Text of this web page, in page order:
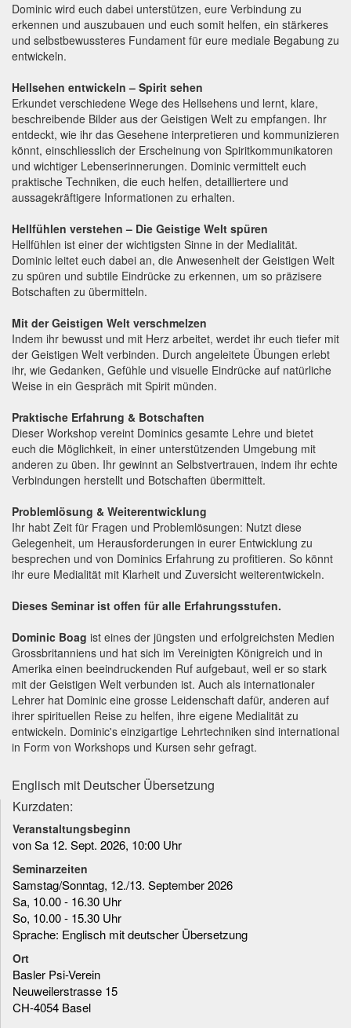
Dominic wird euch dabei unterstützen, eure Verbindung zu
erkennen und auszubauen und euch somit helfen, ein stärkeres
und selbstbewussteres Fundament für eure mediale Begabung zu
entwickeln.
Hellsehen entwickeln – Spirit sehen
Erkundet verschiedene Wege des Hellsehens und lernt, klare,
beschreibende Bilder aus der Geistigen Welt zu empfangen. Ihr
entdeckt, wie ihr das Gesehene interpretieren und kommunizieren
könnt, einschliesslich der Erscheinung von Spiritkommunikatoren
und wichtiger Lebenserinnerungen. Dominic vermittelt euch
praktische Techniken, die euch helfen, detailliertere und
aussagekräftigere Informationen zu erhalten.
Hellfühlen verstehen – Die Geistige Welt spüren
Hellfühlen ist einer der wichtigsten Sinne in der Medialität.
Dominic leitet euch dabei an, die Anwesenheit der Geistigen Welt
zu spüren und subtile Eindrücke zu erkennen, um so präzisere
Botschaften zu übermitteln.
Mit derGeistigen Welt verschmelzen
Indem ihr bewusst und mit Herz arbeitet, werdet ihr euch tiefer mit
der Geistigen Welt verbinden. Durch angeleitete Übungen erlebt
ihr, wie Gedanken, Gefühle und visuelle Eindrücke auf natürliche
Weise in ein Gespräch mit Spirit münden.
Praktische Erfahrung & Botschaften
Dieser Workshop vereint Dominics gesamte Lehre und bietet
euch die Möglichkeit, in einer unterstützenden Umgebung mit
anderen zu üben. Ihr gewinnt an Selbstvertrauen, indem ihr echte
Verbindungen herstellt und Botschaften übermittelt.
Problemlösung & Weiterentwicklung
Ihr habt Zeit für Fragen und Problemlösungen: Nutzt diese
Gelegenheit, um Herausforderungen in eurer Entwicklung zu
besprechen und von Dominics Erfahrung zu profitieren. So könnt
ihr eure Medialität mit Klarheit und Zuversicht weiterentwickeln.
Dieses Seminar ist offen für alle Erfahrungsstufen.
Dominic Boag ist eines der jüngsten und erfolgreichsten Medien
Grossbritanniens und hat sich im Vereinigten Königreich und in
Amerika einen beeindruckenden Ruf aufgebaut, weil er so stark
mit der Geistigen Welt verbunden ist. Auch als internationaler
Lehrer hat Dominic eine grosse Leidenschaft dafür, anderen auf
ihrer spirituellen Reise zu helfen, ihre eigene Medialität zu
entwickeln. Dominic's einzigartige Lehrtechniken sind international
in Form von Workshops und Kursen sehr gefragt.
Englisch mit Deutscher Übersetzung
Kurzdaten:
Veranstaltungsbeginn
von Sa 12. Sept. 2026, 10:00 Uhr
Seminarzeiten
Samstag/Sonntag, 12./13. September 2026
Sa, 10.00 - 16.30 Uhr
So, 10.00 - 15.30 Uhr
Sprache: Englisch mit deutscher Übersetzung
Ort
Basler Psi-Verein
Neuweilerstrasse 15
CH-4054 Basel